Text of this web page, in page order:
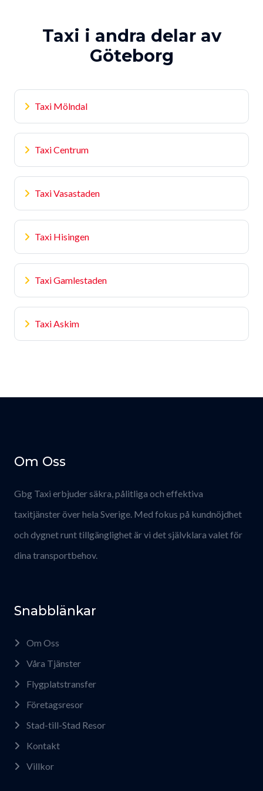
Taxi i andra delar av
Göteborg
Taxi Mölndal
Taxi Centrum
Taxi Vasastaden
Taxi Hisingen
Taxi Gamlestaden
Taxi Askim
Om Oss
Gbg Taxi erbjuder säkra, pålitliga och effektiva
taxitjänster över hela Sverige. Med fokus på kundnöjdhet
och dygnet runt tillgänglighet är vi det självklara valet för
dina transportbehov.
Snabblänkar
Om Oss
Våra Tjänster
Flygplatstransfer
Företagsresor
Stad-till-Stad Resor
Kontakt
Villkor